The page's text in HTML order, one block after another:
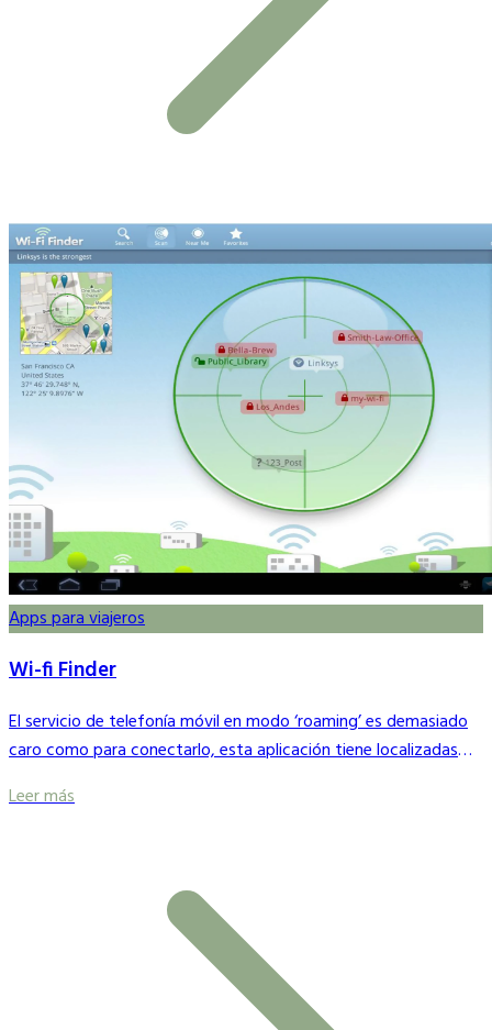
Apps para viajeros
Wi-fi Finder
El servicio de telefonía móvil en modo ‘roaming’ es demasiado
caro como para conectarlo, esta aplicación tiene localizadas
pago, en todo el mundo.
Leer más